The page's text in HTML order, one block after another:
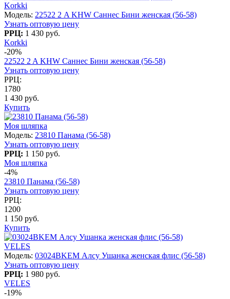
Korkki
Модель: 22522 2 A KHW Саннес Бини женская (56-58)
Узнать оптовую цену
РРЦ: 1 430 руб.
Korkki
-20%
22522 2 A KHW Саннес Бини женская (56-58)
Узнать оптовую цену
РРЦ:
1780
1 430 руб.
Купить
Моя шляпка
Модель: 23810 Панама (56-58)
Узнать оптовую цену
РРЦ: 1 150 руб.
Моя шляпка
-4%
23810 Панама (56-58)
Узнать оптовую цену
РРЦ:
1200
1 150 руб.
Купить
VELES
Модель: 03024BKEM Алсу Ушанка женская флис (56-58)
Узнать оптовую цену
РРЦ: 1 980 руб.
VELES
-19%